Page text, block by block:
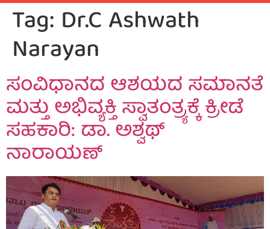
Tag: Dr.C Ashwath
Narayan
ಸಂವಿಧಾನದ ಆಶಯದ ಸಮಾನತೆ
ಮತ್ತು ಅಭಿವ್ಯಕ್ತಿ ಸ್ವಾತಂತ್ರ್ಯಕ್ಕೆ ಕ್ರೀಡೆ
ಸಹಕಾರಿ: ಡಾ. ಅಶ್ವಥ್
ನಾರಾಯಣ್